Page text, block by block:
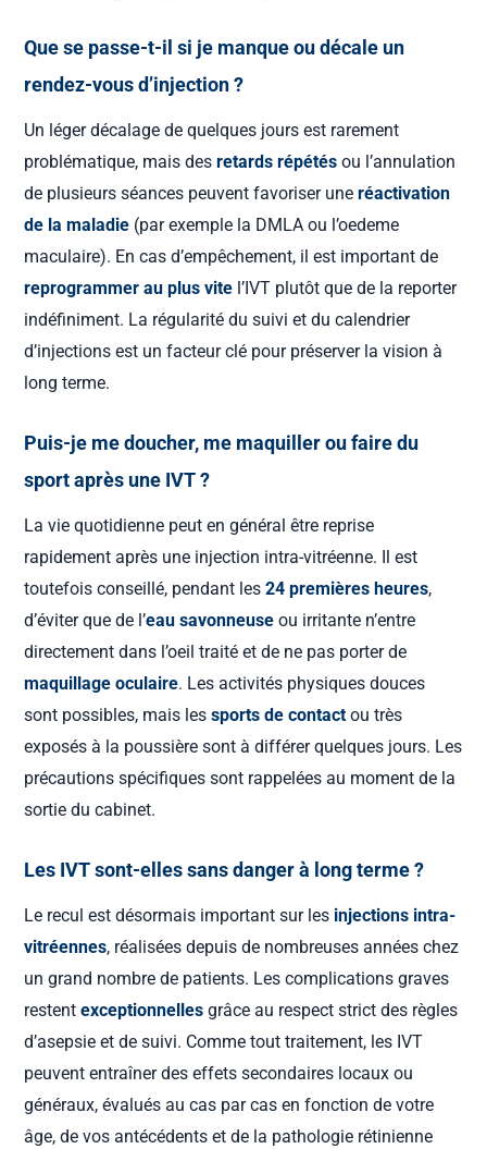
Que se passe-t-il si je manque ou décale un
rendez-vous d’injection ?
Un léger décalage de quelques jours est rarement
problématique, mais desretards répétés ou l’annulation
de plusieurs séances peuvent favoriser uneréactivation
de la maladie (par exemple la DMLA ou l’oedeme
maculaire). En cas d’empêchement, il est important de
reprogrammer au plus vite l’IVT plutôt que de la reporter
indéfiniment. La régularité du suivi et du calendrier
d’injections est un facteur clé pour préserver la vision à
long terme.
Puis-je me doucher, me maquiller ou faire du
sport après une IVT ?
La vie quotidienne peut en général être reprise
rapidement après une injection intra-vitréenne. Il est
toutefois conseillé, pendant les24 premières heures,
d’éviter que de l’eau savonneuse ou irritante n’entre
directement dans l’oeil traité et de ne pas porter de
maquillage oculaire. Les activités physiques douces
sont possibles, mais lessports de contact ou très
exposés à la poussière sont à différer quelques jours. Les
précautions spécifiques sont rappelées au moment de la
sortie du cabinet.
Les IVT sont-elles sans danger à long terme ?
Le recul est désormais important sur les injections intra-
vitréennes, réalisées depuis de nombreuses années chez
un grand nombre de patients. Les complications graves
restentexceptionnelles grâce au respect strict des règles
d’asepsie et de suivi. Comme tout traitement, les IVT
peuvent entraîner des effets secondaires locaux ou
généraux, évalués au cas par cas en fonction de votre
âge, de vos antécédents et de la pathologie rétinienne